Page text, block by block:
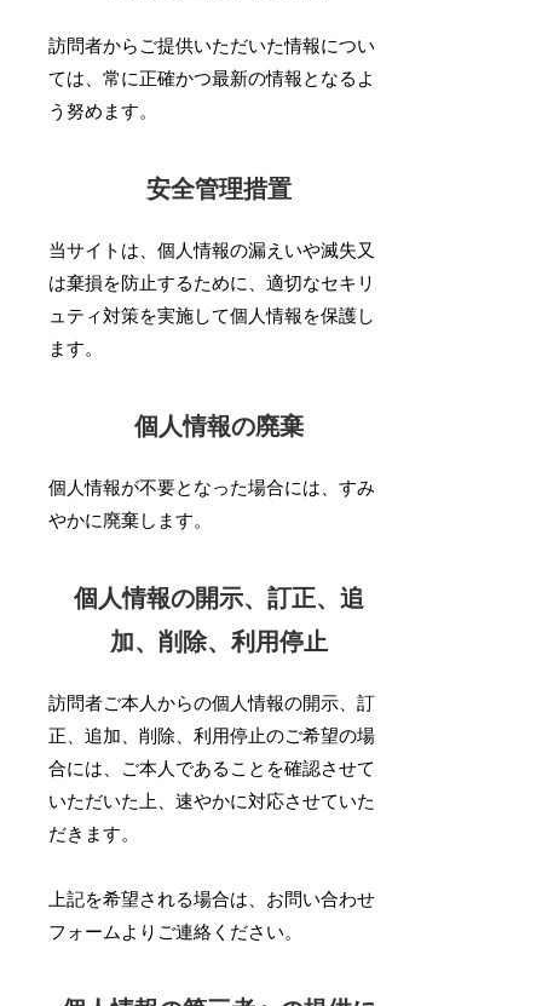
訪問者からご提供いただいた情報につい
ては、常に正確かつ最新の情報となるよ
う努めます。
安全管理措置
当サイトは、個人情報の漏えいや滅失又
は棄損を防止するために、適切なセキリ
ュティ対策を実施して個人情報を保護し
ます。
個人情報の廃棄
個人情報が不要となった場合には、すみ
やかに廃棄します。
個人情報の開示、訂正、追
加、削除、利用停止
訪問者ご本人からの個人情報の開示、訂
正、追加、削除、利用停止のご希望の場
合には、ご本人であることを確認させて
いただいた上、速やかに対応させていた
だきます。
上記を希望される場合は、お問い合わせ
フォームよりご連絡ください。